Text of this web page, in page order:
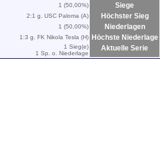
1 (50,00%)
Siege
2:1 g. USC Paloma (A)
Höchster Sieg
1 (50,00%)
Niederlagen
1:3 g. FK Nikola Tesla (H) Höchste Niederlage
1 Sieg(e)
1 Sp. o. Niederlage
Aktuelle Serie